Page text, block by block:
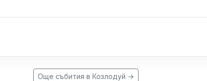
Още събития в Козлодуй →